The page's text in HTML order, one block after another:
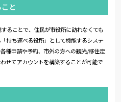
と
ることで、住民が市役所に訪れなくても
持ち運べる役所」として機能するシステ
種申請や予約、市外の方への観光/移住定
せてアカウントを構築することが可能で